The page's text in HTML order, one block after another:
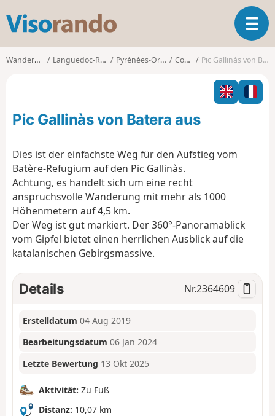
s
o
o
T
o
l
n
Wanderungen Languedoc-Roussillon Pyrénées-Orientales Corsavy Pic Gallinàs von Batera aus
Pic Gallinàs von Batera aus
Dies ist der einfachste Weg für den Aufstieg vom
Batère-Refugium auf den Pic Gallinàs.
Achtung, es handelt sich um eine recht
anspruchsvolle Wanderung mit mehr als 1000
Höhenmetern auf 4,5 km.
Der Weg ist gut markiert. Der 360°-Panoramablick
vom Gipfel bietet einen herrlichen Ausblick auf die
katalanischen Gebirgsmassive.
Details Nr.2364609
Erstelldatum 04 Aug 2019
Bearbeitungsdatum 06 Jan 2024
Letzte Bewertung 13 Okt 2025
Aktivität: Zu Fuß
Distanz: 10,07 km